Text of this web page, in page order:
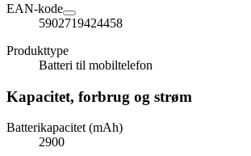
EAN-kode
5902719424458
Produkttype
Batteri til mobiltelefon
Kapacitet, forbrug og strøm
Batterikapacitet (mAh)
2900